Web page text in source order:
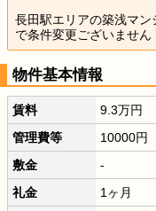
長田駅エリアの築浅マ
で条件変更ございませ
物件基本情報
賃料
9.3万円
管理費等
10000円
敷金
-
礼金
1ヶ月